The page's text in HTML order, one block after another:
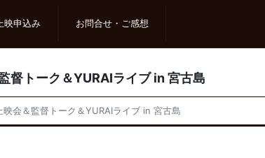
映申込み お問合せ・ご感想
督トーク＆YURAIライブ in 宮古島
会＆監督トーク＆YURAIライブ in 宮古島